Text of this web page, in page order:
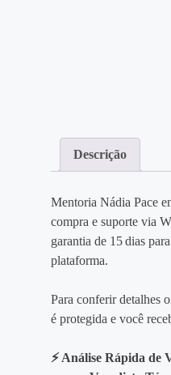
Descrição
Mentoria Nádia Pace
compra e suporte via
garantia de 15 dias
plataforma.
Para conferir detalhes
é protegida e você
⚡ Análise Rápida de